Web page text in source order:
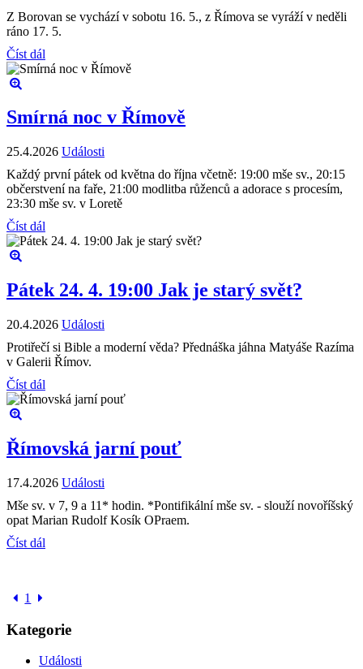
Z Borovan se vychází v sobotu 16. 5., z Římova se vyráží v neděli
ráno 17. 5.
Číst dál
Smírná noc v Římově
25.4.2026 Události
Každý první pátek od května do října včetně: 19:00 mše sv., 20:15
občerstvení na faře, 21:00 modlitba růženců a adorace s procesím,
23:30 mše sv. v Loretě
Číst dál
Pátek 24. 4. 19:00 Jak je starý svět?
20.4.2026 Události
Protiřečí si Bible a moderní věda? Přednáška jáhna Matyáše Razíma
v Galerii Římov.
Číst dál
Římovská jarní pouť
17.4.2026 Události
Mše sv. v 7, 9 a 11* hodin. *Pontifikální mše sv. - slouží novoříšský
opat Marian Rudolf Kosík OPraem.
Číst dál
1
Kategorie
Události